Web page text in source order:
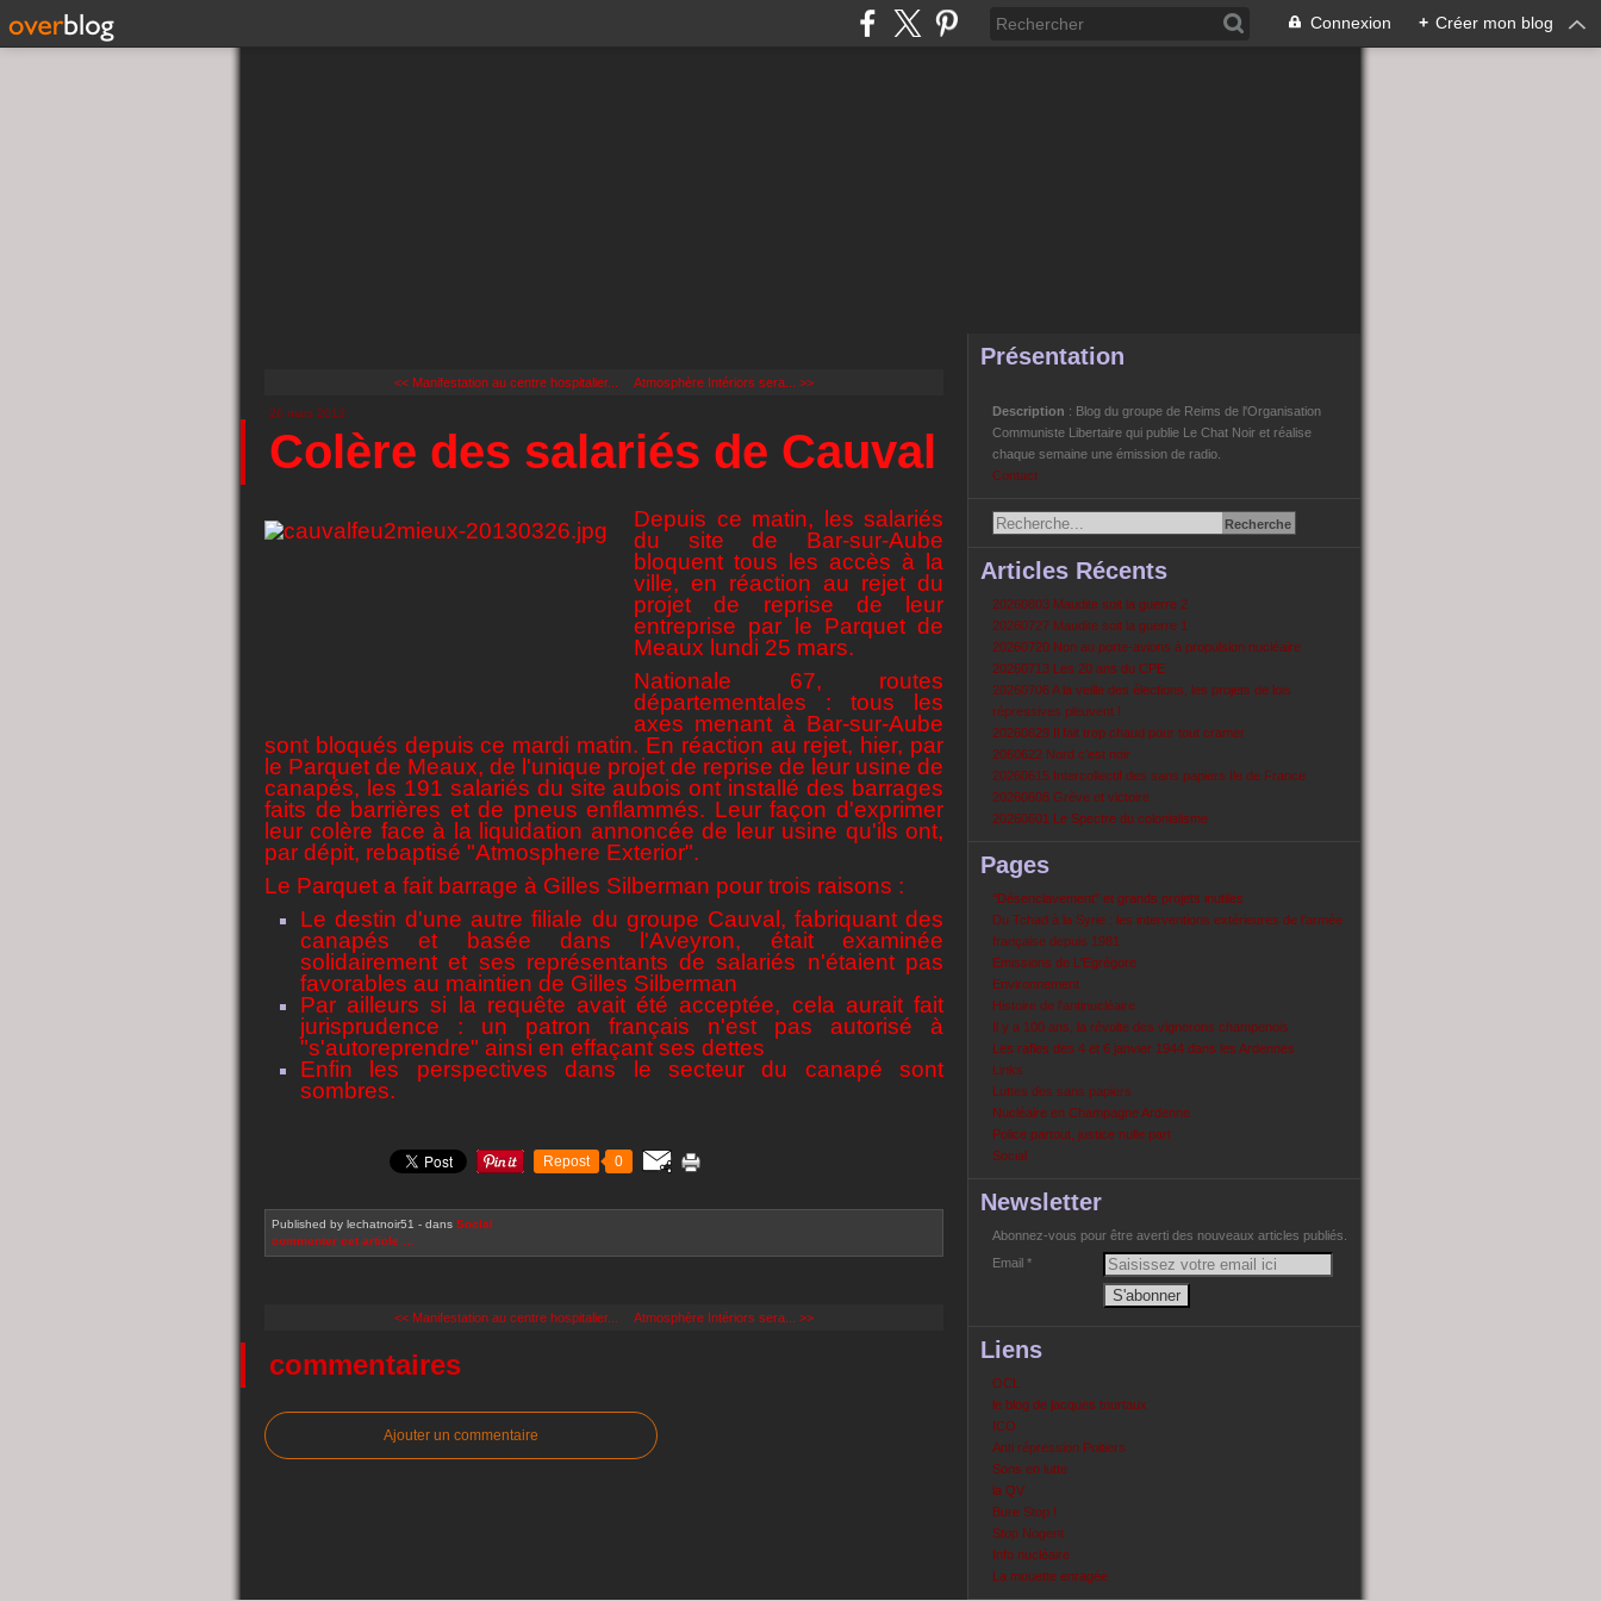
Connexion + Créer mon blog
<< Manifestation au centre hospitalier... Atmosphère Intériors sera... >>
26 mars 2013
Colère des salariés de Cauval
Depuis ce matin, les salariés
du site de Bar-sur-Aube
bloquent tous les accès à la
ville, en réaction au rejet du
projet de reprise de leur
entreprise par le Parquet de
Meaux lundi 25 mars.
Nationale 67, routes
départementales : tous les
axes menant à Bar-sur-Aube
sont bloqués depuis ce mardi matin. En réaction au rejet, hier, par
le Parquet de Meaux, de l'unique projet de reprise de leur usine de
canapés, les 191 salariés du site aubois ont installé des barrages
faits de barrières et de pneus enflammés. Leur façon d'exprimer
leur colère face à la liquidation annoncée de leur usine qu'ils ont,
par dépit, rebaptisé "Atmosphere Exterior".
Le Parquet a fait barrage à Gilles Silberman pour trois raisons :
Le destin d'une autre filiale du groupe Cauval, fabriquant des
canapés et basée dans l'Aveyron, était examinée
solidairement et ses représentants de salariés n'étaient pas
favorables au maintien de Gilles Silberman
Par ailleurs si la requête avait été acceptée, cela aurait fait
jurisprudence : un patron français n'est pas autorisé à
"s'autoreprendre" ainsi en effaçant ses dettes
Enfin les perspectives dans le secteur du canapé sont
sombres.
Repost 0
Published by lechatnoir51 - dans Social
commenter cet article
<< Manifestation au centre hospitalier... Atmosphère Intériors sera... >>
commentaires
Ajouter un commentaire
Présentation
Description : Blog du groupe de Reims de l'Organisation
Communiste Libertaire qui publie Le Chat Noir et réalise
chaque semaine une émission de radio.
Contact
Articles Récents
20260803 Maudite soit la guerre 2
20260727 Maudite soit la guerre 1
20260720 Non au porte-avions à propulsion nucléaire
20260713 Les 20 ans du CPE
20260706 A la veille des élections, les projets de lois
répressives pleuvent !
20260629 Il fait trop chaud pour tout cramer
2060622 Nord c’est noir
20260615 Intercollectif des sans papiers Ile de France
20260608 Grève et victoire
20260601 Le Spectre du colonialisme
Pages
‘‘Désenclavement’’ et grands projets inutiles
Du Tchad à la Syrie : les interventions extérieures de l’armée
française depuis 1981
Emissions de L'Egrégore
Environnement
Histoire de l'antinucléaire
Il y a 100 ans, la révolte des vignerons champenois
Les rafles des 4 et 6 janvier 1944 dans les Ardennes
Links
Luttes des sans papiers
Nucléaire en Champagne Ardenne
Police partout, justice nulle part
Social
Newsletter
Abonnez-vous pour être averti des nouveaux articles publiés.
Email
Liens
OCL
le blog de jacques tourtaux
ICO
Anti répression Poitiers
Sons en lutte
la QV
Bure Stop !
Stop Nogent
Info nucléaire
La mouette enragée